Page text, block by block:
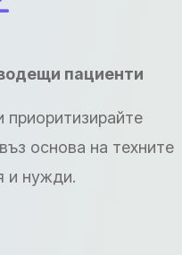
пациенти
основа на техните
и нужди.